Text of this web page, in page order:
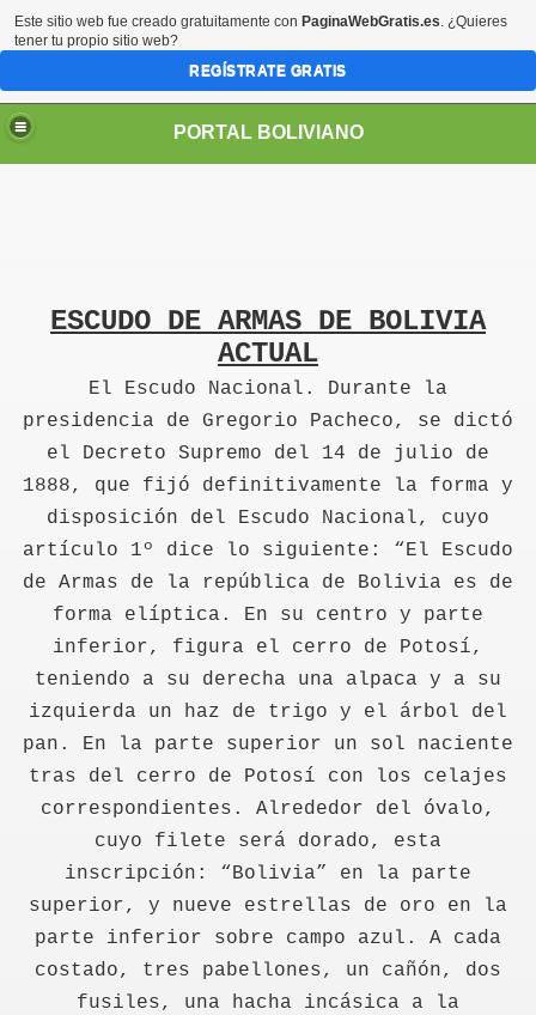
PORTAL BOLIVIANO
ESCUDO DE ARMAS DE BOLIVIA
ACTUAL
El Escudo Nacional. Durante la
presidencia de Gregorio Pacheco, se dictó
el Decreto Supremo del 14 de julio de
1888, que fijó definitivamente la forma y
disposición del Escudo Nacional, cuyo
artículo 1º dice lo siguiente: “El Escudo
de Armas de la república de Bolivia es de
forma elíptica. En su centro y parte
inferior, figura el cerro de Potosí,
teniendo a su derecha una alpaca y a su
izquierda un haz de trigo y el árbol del
pan. En la parte superior un sol naciente
tras del cerro de Potosí con los celajes
correspondientes. Alrededor del óvalo,
cuyo filete será dorado, esta
inscripción: “Bolivia” en la parte
superior, y nueve estrellas de oro en la
parte inferior sobre campo azul. A cada
costado, tres pabellones, un cañón, dos
fusiles, una hacha incásica a la
Este sitio web fue creado gratuitamente con PaginaWebGratis.es. ¿Quieres
tener tu propio sitio web?
REGÍSTRATE GRATIS